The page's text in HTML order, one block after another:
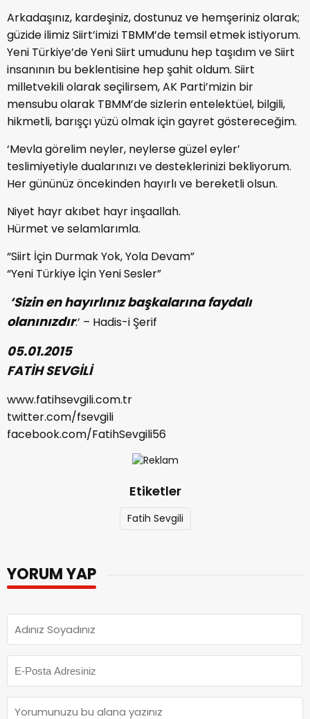
Arkadaşınız, kardeşiniz, dostunuz ve hemşeriniz olarak;
güzide ilimiz Siirt’imizi TBMM’de temsil etmek istiyorum.
Yeni Türkiye’de Yeni Siirt umudunu hep taşıdım ve Siirt
insanının bu beklentisine hep şahit oldum. Siirt
milletvekili olarak seçilirsem, AK Parti’mizin bir
mensubu olarak TBMM’de sizlerin entelektüel, bilgili,
hikmetli, barışçı yüzü olmak için gayret göstereceğim.
‘Mevla görelim neyler, neylerse güzel eyler’
teslimiyetiyle dualarınızı ve desteklerinizi bekliyorum.
Her gününüz öncekinden hayırlı ve bereketli olsun.
Niyet hayr akıbet hayr inşaallah.
Hürmet ve selamlarımla.
“Siirt İçin Durmak Yok, Yola Devam”
“Yeni Türkiye İçin Yeni Sesler”
‘Sizin en hayırlınız başkalarına faydalı
olanınızdır.’ – Hadis-i Şerif
05.01.2015
FATİH SEVGİLİ
www.fatihsevgili.com.tr
twitter.com/fsevgili
facebook.com/FatihSevgili56
Etiketler
Fatih Sevgili
YORUM YAP